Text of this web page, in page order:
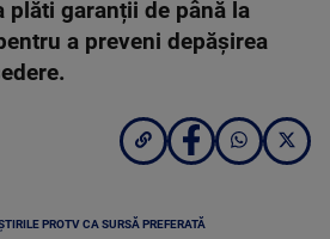
plăti garanții de până la
a preveni depășirea
PROTV CA SURSĂ PREFERATĂ